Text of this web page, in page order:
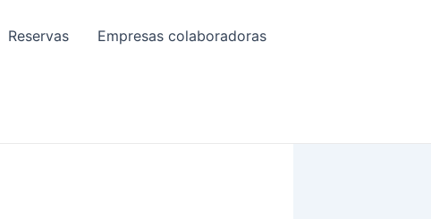
Reservas Empresas colaboradoras